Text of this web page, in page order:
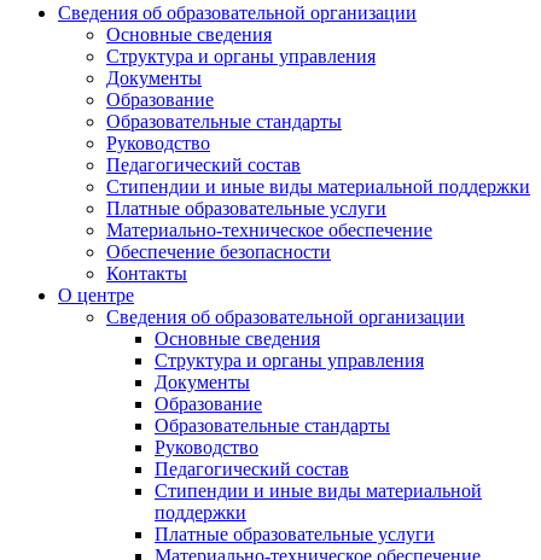
Сведения об образовательной организации
Основные сведения
Структура и органы управления
Документы
Образование
Образовательные стандарты
Руководство
Педагогический состав
Стипендии и иные виды материальной поддержки
Платные образовательные услуги
Материально-техническое обеспечение
Обеспечение безопасности
Контакты
О центре
Сведения об образовательной организации
Основные сведения
Структура и органы управления
Документы
Образование
Образовательные стандарты
Руководство
Педагогический состав
Стипендии и иные виды материальной
поддержки
Платные образовательные услуги
Материально-техническое обеспечение